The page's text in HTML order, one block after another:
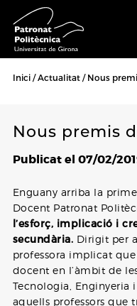
Inici Actualitat Nous
Nous premis
Publicat el 07/02/
Enguany arriba la
Docent Patronat
l’esforç, implicació i
secundària. Dirigit per
professora implicat
docent en l’àmbit de
Tecnologia, Enginyeria
aquells professors que